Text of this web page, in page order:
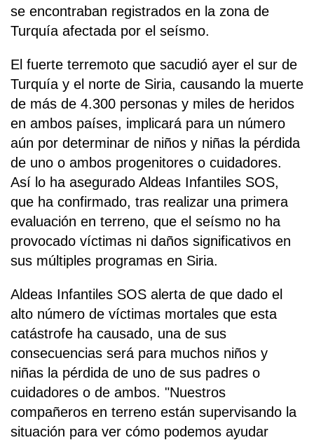
se encontraban registrados en la zona de
Turquía afectada por el seísmo.
El fuerte terremoto que sacudió ayer el sur de
Turquía y el norte de Siria, causando la muerte
de más de 4.300 personas y miles de heridos
en ambos países, implicará para un número
aún por determinar de niños y niñas la pérdida
de uno o ambos progenitores o cuidadores.
Así lo ha asegurado Aldeas Infantiles SOS,
que ha confirmado, tras realizar una primera
evaluación en terreno, que el seísmo no ha
provocado víctimas ni daños significativos en
sus múltiples programas en Siria.
Aldeas Infantiles SOS alerta de que dado el
alto número de víctimas mortales que esta
catástrofe ha causado, una de sus
consecuencias será para muchos niños y
niñas la pérdida de uno de sus padres o
cuidadores o de ambos. "Nuestros
compañeros en terreno están supervisando la
situación para ver cómo podemos ayudar